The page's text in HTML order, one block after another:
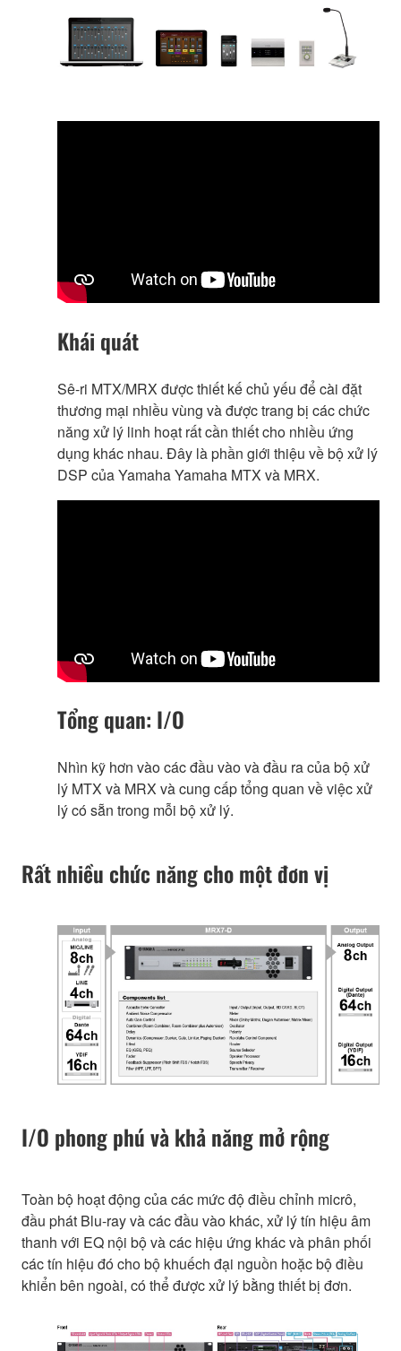
Khái quát
Sê-ri MTX/MRX được thiết kế chủ yếu để cài đặt
thương mại nhiều vùng và được trang bị các chức
năng xử lý linh hoạt rất cần thiết cho nhiều ứng
dụng khác nhau. Đây là phần giới thiệu về bộ xử lý
DSP của Yamaha Yamaha MTX và MRX.
Tổng quan: I/O
Nhìn kỹ hơn vào các đầu vào và đầu ra của bộ xử
lý MTX và MRX và cung cấp tổng quan về việc xử
lý có sẵn trong mỗi bộ xử lý.
Rất nhiều chức năng cho một đơn vị
I/O phong phú và khả năng mở rộng
Toàn bộ hoạt động của các mức độ điều chỉnh micrô,
đầu phát Blu-ray và các đầu vào khác, xử lý tín hiệu âm
thanh với EQ nội bộ và các hiệu ứng khác và phân phối
các tín hiệu đó cho bộ khuếch đại nguồn hoặc bộ điều
khiển bên ngoài, có thể được xử lý bằng thiết bị đơn.